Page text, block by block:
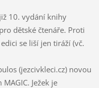
10. vydání knihy
dětské čtenáře. Proti
se liší jen tiráží (vč.
(jezcivkleci.cz) novou
Ježek je